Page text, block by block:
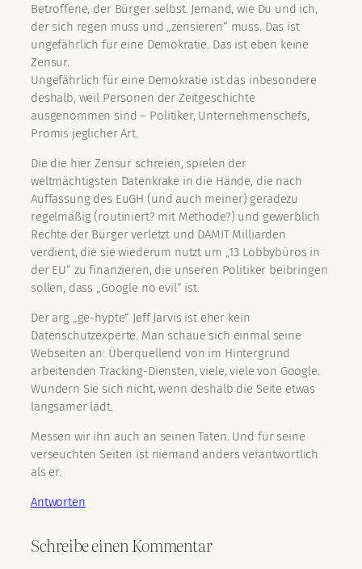
Betroffene, der Bürger selbst. Jemand, wie Du und ich,
der sich regen muss und „zensieren“ muss. Das ist
ungefährlich für eine Demokratie. Das ist eben keine
Zensur.
Ungefährlich für eine Demokratie ist das inbesondere
deshalb, weil Personen der Zeitgeschichte
ausgenommen sind – Politiker, Unternehmenschefs,
Promis jeglicher Art.
Die die hier Zensur schreien, spielen der
weltmächtigsten Datenkrake in die Hände, die nach
Auffassung des EuGH (und auch meiner) geradezu
regelmäßig (routiniert? mit Methode?) und gewerblich
Rechte der Bürger verletzt und DAMIT Milliarden
verdient, die sie wiederum nutzt um „13 Lobbybüros in
der EU“ zu finanzieren, die unseren Politiker beibringen
sollen, dass „Google no evil“ ist.
Der arg „ge-hypte“ Jeff Jarvis ist eher kein
Datenschutzexperte. Man schaue sich einmal seine
Webseiten an: Überquellend von im Hintergrund
arbeitenden Tracking-Diensten, viele, viele von Google.
Wundern Sie sich nicht, wenn deshalb die Seite etwas
langsamer lädt.
Messen wir ihn auch an seinen Taten. Und für seine
verseuchten Seiten ist niemand anders verantwortlich
als er.
Antworten
Schreibe einen Kommentar